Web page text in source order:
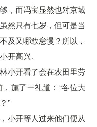
，而冯宝显然也对京城
然只有七岁，但可是当
及又哪敢怠慢？所以，
开高兴。
小开看了会在农田里劳
施了一礼道：“各位大
”
小开等人过来他们便从